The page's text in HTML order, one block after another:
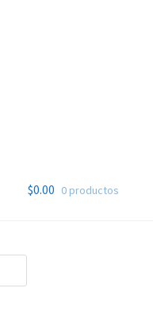
$0.00 0 productos